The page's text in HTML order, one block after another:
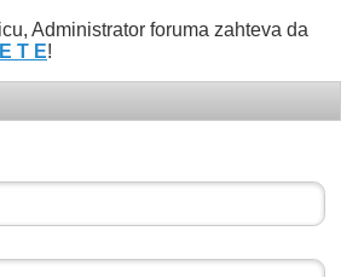
Administrator foruma zahteva da
T E!